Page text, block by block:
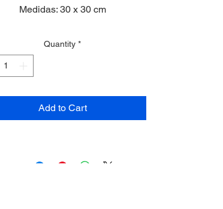
Medidas: 30 x 30 cm
Quantity *
Add to Cart